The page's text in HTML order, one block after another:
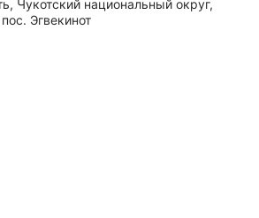
Чукотский национальный округ,
Эгвекинот